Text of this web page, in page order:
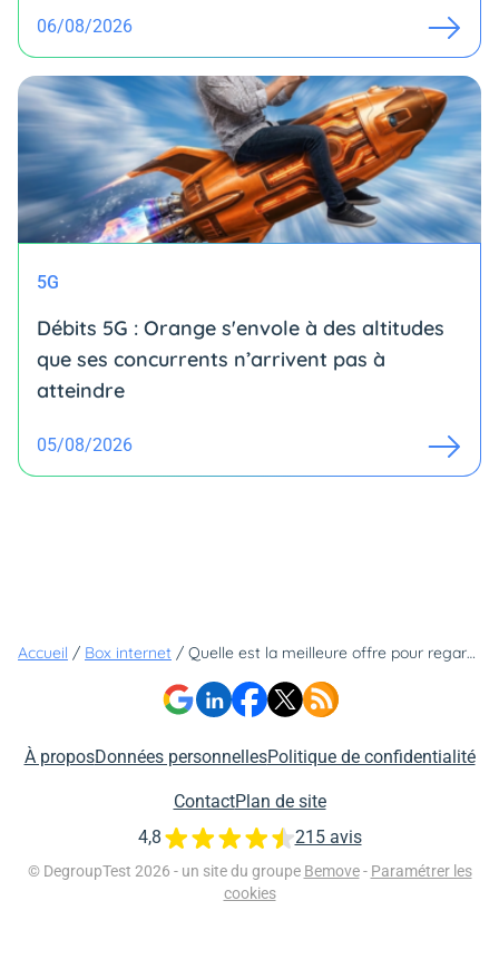
06/08/2026
5G
Débits 5G : Orange s'envole à des altitudes
que ses concurrents n’arrivent pas à
atteindre
05/08/2026
Accueil / Box internet / Quelle est la meilleure offre pour regarder la nouvelle saison de Stranger Things à prix réduit ?
À proposDonnées personnellesPolitique de confidentialité
ContactPlan de site
© DegroupTest 2026 - un site du groupe Bemove - Paramétrer les
cookies
4,8 215 avis